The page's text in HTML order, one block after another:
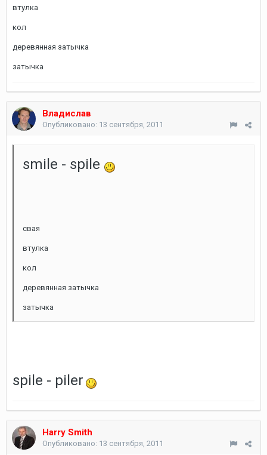
втулка
кол
деревянная затычка
затычка
Владислав
Опубликовано: 13 сентября, 2011
smile - spile
свая
втулка
кол
деревянная затычка
затычка
spile - piler
Harry Smith
Опубликовано: 13 сентября, 2011